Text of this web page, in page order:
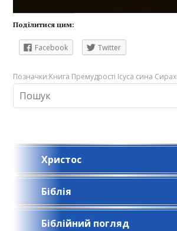
Поділитися цим:
Facebook Twitter
Позначки:Книга Премудрості Ісуса сина
Христос
Біблія
Біблійний погляд